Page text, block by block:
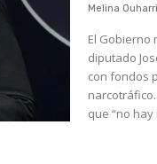
Melina
El Gobierno
diputado
con fondos
que “no hay